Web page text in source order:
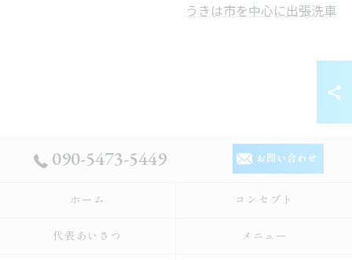
うきは市を中心に出張洗車
090-5473-5449 お問い合わせ
ホーム コンセプト
代表あいさつ メニュー